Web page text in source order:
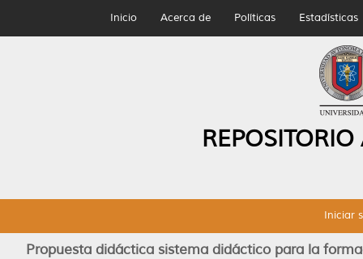
Inicio Acerca de Políticas Estadísticas
Iniciar
Propuesta didáctica sistema didáctico para la